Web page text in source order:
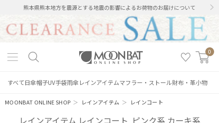
熊本県熊本地方を震源とする地震の影響によるお荷物のお届けについて
0
すべて日傘帽子UV手袋雨傘 レインアイテムマフラー・ストール財布・革小物
MOONBAT ONLINE SHOP ＞ レインアイテム ＞ レインコート
レインアイテム レインコート ピンク系 カーキ系